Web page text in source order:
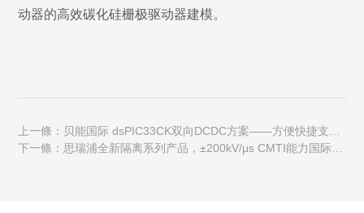
动器的高效碳化硅栅极驱动器建模。
上一條：贝能国际 dsPIC33CK双向DCDC方案——方便快捷支持
客户做环路参数补偿
下一條：思瑞浦全新隔离系列产品，±200kV/μs CMTI能力国际领